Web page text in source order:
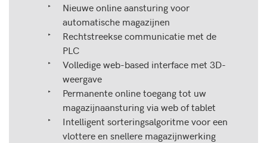
Nieuwe online aansturing voor
automatische magazijnen
Rechtstreekse communicatie met de
PLC
Volledige web-based interface met 3D-
weergave
Permanente online toegang tot uw
magazijnaansturing via web of tablet
Intelligent sorteringsalgoritme voor een
vlottere en snellere magazijnwerking